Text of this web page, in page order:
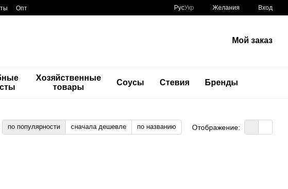
Опт РусУкр Желания Вход
Мой заказ
Хозяйственные
товары
Соусы Стевия Бренды
по популярности сначала дешевле по названию Отображение: